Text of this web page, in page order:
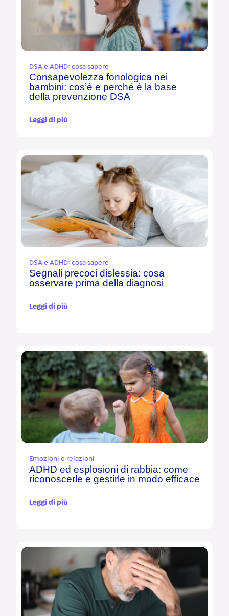
DSA e ADHD: cosa sapere
Consapevolezza fonologica nei
bambini: cos’è e perché è la base
della prevenzione DSA
Leggi di più
DSA e ADHD: cosa sapere
Segnali precoci dislessia: cosa
osservare prima della diagnosi
Leggi di più
Emozioni e relazioni
ADHD ed esplosioni di rabbia: come
riconoscerle e gestirle in modo efficace
Leggi di più